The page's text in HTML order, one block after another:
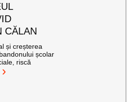
CĂLAN
și creșterea
școlar
riscă